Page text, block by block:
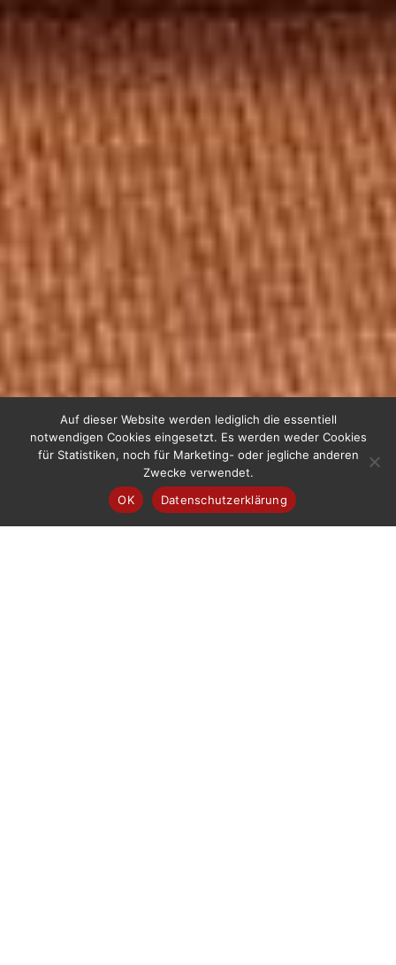

Auf dieser Website werden lediglich die essentiell
notwendigen Cookies eingesetzt. Es werden weder Cookies
für Statistiken, noch für Marketing- oder jegliche anderen
Zwecke verwendet.
OK
Datenschutzerklärung